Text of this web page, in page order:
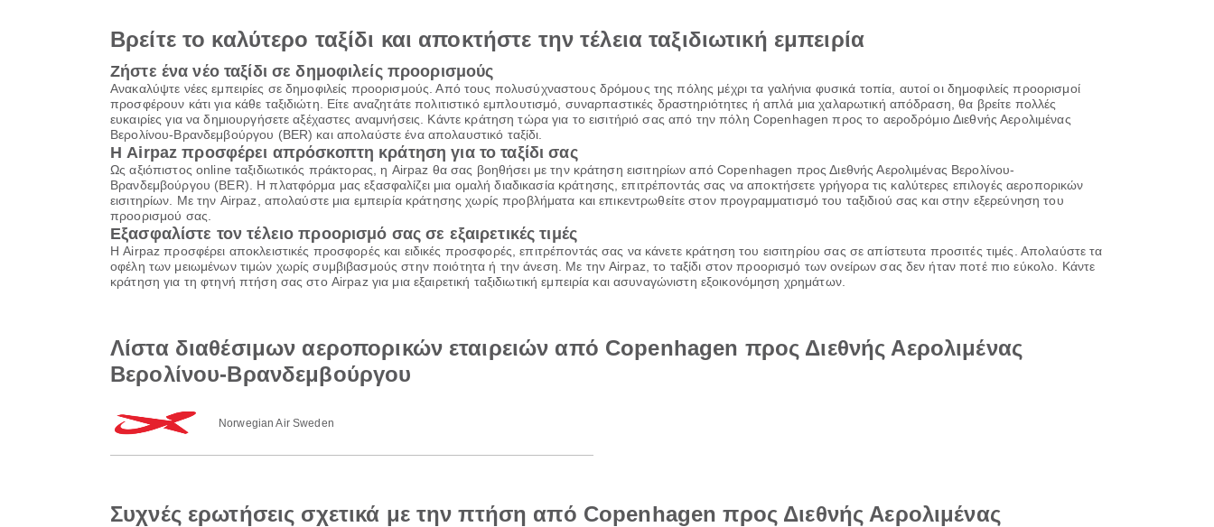
Βρείτε το καλύτερο ταξίδι και αποκτήστε την τέλεια ταξιδιωτική εμπειρία
Ζήστε ένα νέο ταξίδι σε δημοφιλείς προορισμούς
Ανακαλύψτε νέες εμπειρίες σε δημοφιλείς προορισμούς. Από τους πολυσύχναστους δρόμους της πόλης μέχρι τα γαλήνια φυσικά τοπία, αυτοί οι δημοφιλείς προορισμοί
προσφέρουν κάτι για κάθε ταξιδιώτη. Είτε αναζητάτε πολιτιστικό εμπλουτισμό, συναρπαστικές δραστηριότητες ή απλά μια χαλαρωτική απόδραση, θα βρείτε πολλές
ευκαιρίες για να δημιουργήσετε αξέχαστες αναμνήσεις. Κάντε κράτηση τώρα για το εισιτήριό σας από την πόλη Copenhagen προς το αεροδρόμιο Διεθνής Αερολιμένας
Βερολίνου-Βρανδεμβούργου (BER) και απολαύστε ένα απολαυστικό ταξίδι.
Η Airpaz προσφέρει απρόσκοπτη κράτηση για το ταξίδι σας
Ως αξιόπιστος online ταξιδιωτικός πράκτορας, η Airpaz θα σας βοηθήσει με την κράτηση εισιτηρίων από Copenhagen προς Διεθνής Αερολιμένας Βερολίνου-
Βρανδεμβούργου (BER). Η πλατφόρμα μας εξασφαλίζει μια ομαλή διαδικασία κράτησης, επιτρέποντάς σας να αποκτήσετε γρήγορα τις καλύτερες επιλογές αεροπορικών
εισιτηρίων. Με την Airpaz, απολαύστε μια εμπειρία κράτησης χωρίς προβλήματα και επικεντρωθείτε στον προγραμματισμό του ταξιδιού σας και στην εξερεύνηση του
προορισμού σας.
Εξασφαλίστε τον τέλειο προορισμό σας σε εξαιρετικές τιμές
Η Airpaz προσφέρει αποκλειστικές προσφορές και ειδικές προσφορές, επιτρέποντάς σας να κάνετε κράτηση του εισιτηρίου σας σε απίστευτα προσιτές τιμές. Απολαύστε τα
οφέλη των μειωμένων τιμών χωρίς συμβιβασμούς στην ποιότητα ή την άνεση. Με την Airpaz, το ταξίδι στον προορισμό των ονείρων σας δεν ήταν ποτέ πιο εύκολο. Κάντε
κράτηση για τη φτηνή πτήση σας στο Airpaz για μια εξαιρετική ταξιδιωτική εμπειρία και ασυναγώνιστη εξοικονόμηση χρημάτων.
Λίστα διαθέσιμων αεροπορικών εταιρειών από Copenhagen προς Διεθνής Αερολιμένας
Βερολίνου-Βρανδεμβούργου
Norwegian Air Sweden
Συχνές ερωτήσεις σχετικά με την πτήση από Copenhagen προς Διεθνής Αερολιμένας